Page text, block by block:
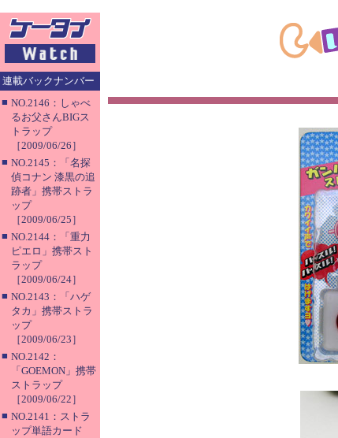
連載バックナンバー
■ NO.2146：しゃべ
るお父さんBIGス
トラップ
［2009/06/26］
■ NO.2145：「名探
偵コナン 漆黒の追
跡者」携帯ストラ
ップ
［2009/06/25］
■ NO.2144：「重力
ピエロ」携帯スト
ラップ
［2009/06/24］
■ NO.2143：「ハゲ
タカ」携帯ストラ
ップ
［2009/06/23］
■ NO.2142：
「GOEMON」携帯
ストラップ
［2009/06/22］
■ NO.2141：ストラ
ップ単語カード